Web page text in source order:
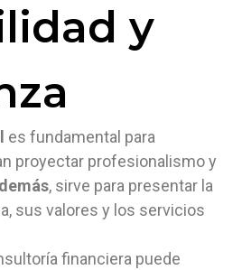
y
es fundamental para
proyectar profesionalismo y
, sirve para presentar la
sus valores y los servicios
financiera puede